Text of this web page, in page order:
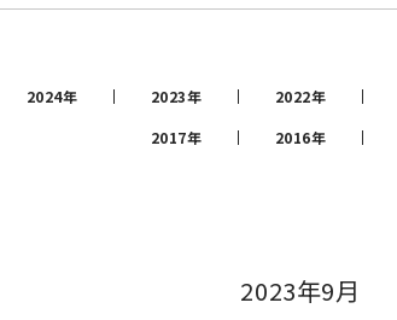
2024年 2023年 2022年
2017年
2016年
2023年9月